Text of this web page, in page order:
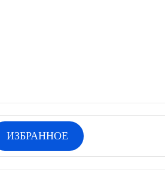
ИЗБРАННОЕ